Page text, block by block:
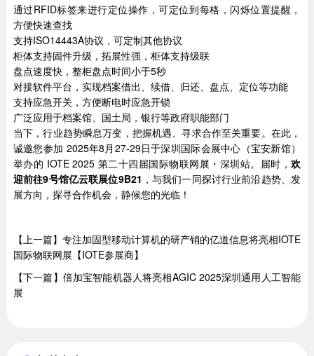
通过RFID标签来进行定位操作，可定位到每格，闪烁位置提醒，
方便快速查找
支持ISO14443A协议，可定制其他协议
柜体支持固件升级，拓展性强，柜体支持级联
盘点速度快，整柜盘点时间小于5秒
对接软件平台，实现档案借出、续借、归还、盘点、定位等功能
支持应急开关，方便断电时应急开锁
广泛应用于档案馆、国土局，银行等政府职能部门
当下，行业趋势瞬息万变，把握机遇、寻求合作至关重要。在此，
诚邀您参加 2025年8月27-29日于深圳国际会展中心（宝安新馆）
举办的 IOTE 2025 第二十四届国际物联网展・深圳站。届时，欢
迎前往9号馆亿云联展位9B21 ，与我们一同探讨行业前沿趋势、发
展方向，探寻合作机会，静候您的光临！
【上一篇】专注加固型移动计算机的研产销的亿道信息将亮相IOTE
国际物联网展【IOTE参展商】
【下一篇】倍加宝智能机器人将亮相AGIC 2025深圳通用人工智能
展